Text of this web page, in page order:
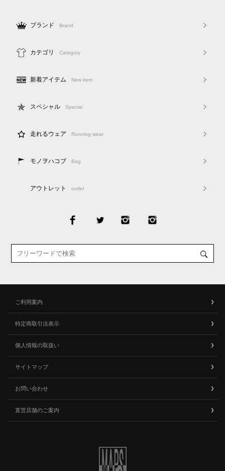
ブランド Brand
カテゴリ Category
新着アイテム New item
スペシャル Special
走れるウェア Running wear
モノヲハコブ Bag
アウトレット outlet
ご利用案内
特定商取引法表示
個人情報の取扱い
サイトマップ
お問い合わせ
直営店舗のご案内